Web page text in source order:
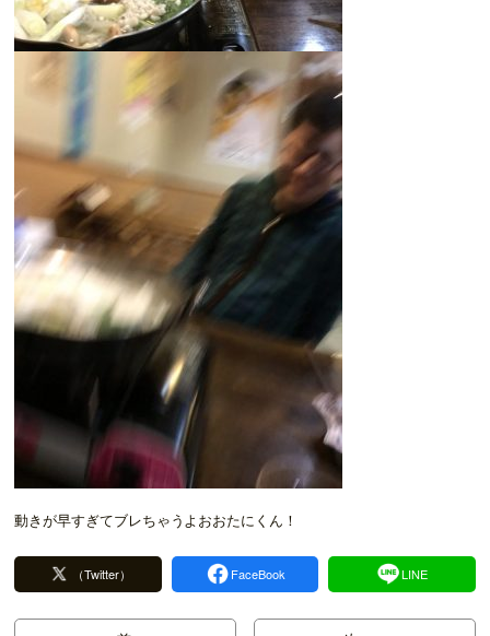
動きが早すぎてブレちゃうよおおたにくん！
（Twitter） FaceBook LINE